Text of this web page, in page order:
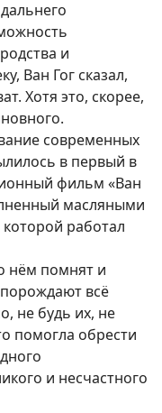
и
Ван Гог сказал,
Хотя это, скорее,
современных
в первый в
фильм «Ван
масляными
работал
нём помнят и
всё
не будь их, не
помогла обрести
и несчастного